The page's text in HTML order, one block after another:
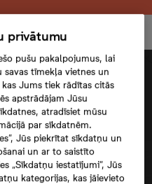
privātumu
pušu pakalpojumus, lai
tīmekļa vietnes un
Jums tiek rādītas citās
apstrādājam Jūsu
atradīsiet mūsu
par sīkdatnēm.
Jūs piekrītat sīkdatņu un
un ar to saistīto
„Sīkdatņu iestatījumi”, Jūs
kategorijas, kas jāievieto